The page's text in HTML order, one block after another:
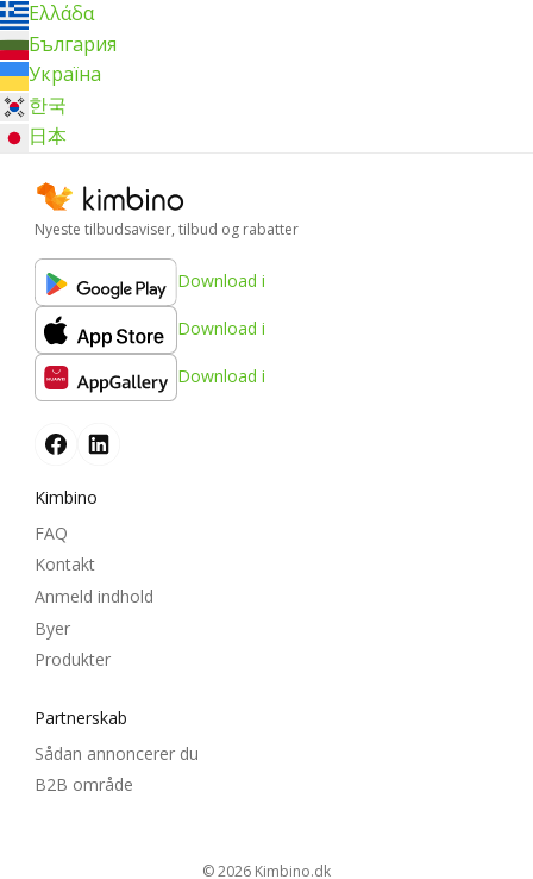
Ελλάδα
България
Україна
한국
日本
Nyeste tilbudsaviser, tilbud og rabatter
Download i
Download i
Download i
Kimbino
FAQ
Kontakt
Anmeld indhold
Byer
Produkter
Partnerskab
Sådan annoncerer du
B2B område
© 2026 kimbino.dk